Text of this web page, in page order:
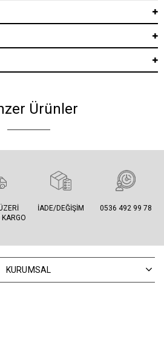
Ürünler
İADE/DEĞIŞIM 0536 492 99 78
KURUMSAL